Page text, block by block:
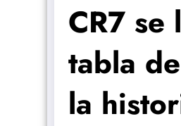
CR7 se
tabla
la